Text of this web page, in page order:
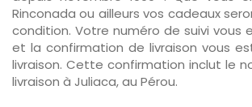
Rinconada ou ailleurs vos cadeaux
condition. Votre numéro de suivi vous
et la confirmation de livraison vous
livraison. Cette confirmation inclut le
livraison à Juliaca, au Pérou.